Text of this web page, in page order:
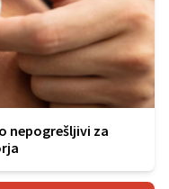
nepogrešljivi za